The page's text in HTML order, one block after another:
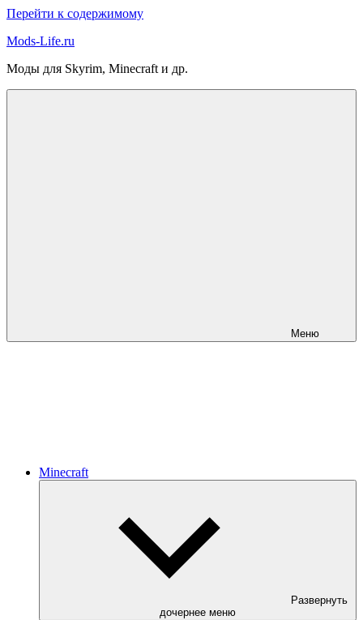
Перейти к содержимому
Mods-Life.ru
Моды для Skyrim, Minecraft и др.
Меню
Minecraft
Развернуть
дочернее меню